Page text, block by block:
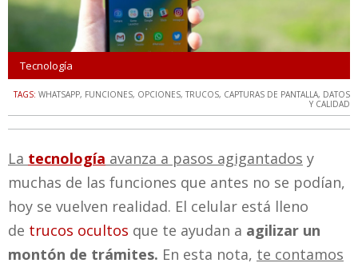
Tecnología
TAGS: WHATSAPP, FUNCIONES, OPCIONES, TRUCOS, CAPTURAS DE PANTALLA, DATOS
Y CALIDAD
La tecnología avanza a pasos agigantados y
muchas de las funciones que antes no se podían,
hoy se vuelven realidad. El celular está lleno
de trucos ocultos que te ayudan a agilizar un
montón de trámites. En esta nota, te contamos